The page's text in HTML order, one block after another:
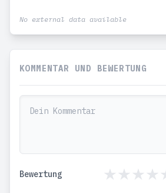
No external data available
KOMMENTAR UND BEWERTUNG
Bewertung